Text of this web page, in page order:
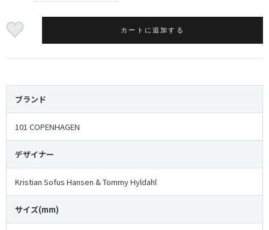
カートに追加する
ブランド
101 COPENHAGEN
デザイナー
Kristian Sofus Hansen & Tommy Hyldahl
サイズ(mm)